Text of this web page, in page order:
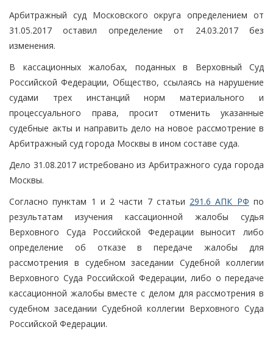
Арбитражный суд Московского округа определением от
31.05.2017 оставил определение от 24.03.2017 без
изменения.
В кассационных жалобах, поданных в Верховный Суд
Российской Федерации, Общество, ссылаясь на нарушение
судами трех инстанций норм материального и
процессуального права, просит отменить указанные
судебные акты и направить дело на новое рассмотрение в
Арбитражный суд города Москвы в ином составе суда.
Дело 31.08.2017 истребовано из Арбитражного суда города
Москвы.
Согласно пунктам 1 и 2 части 7 статьи 291.6 АПК РФ по
результатам изучения кассационной жалобы судья
Верховного Суда Российской Федерации выносит либо
определение об отказе в передаче жалобы для
рассмотрения в судебном заседании Судебной коллегии
Верховного Суда Российской Федерации, либо о передаче
кассационной жалобы вместе с делом для рассмотрения в
судебном заседании Судебной коллегии Верховного Суда
Российской Федерации.